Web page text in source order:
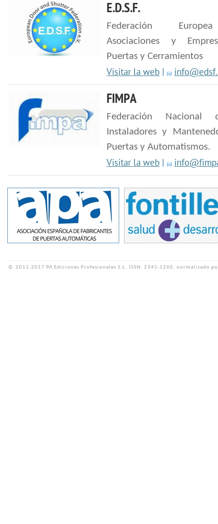
E.D.S.F.
Federación
Asociaciones y
Puertas y Cerramientos
Visitar la web |
FIMPA
Federación
Instaladores y
Puertas y Automatismos.
Visitar la web |
© 2011-2017 PA Ediciones Profesionales S.L. ISSN: 2341-1260, normalizado